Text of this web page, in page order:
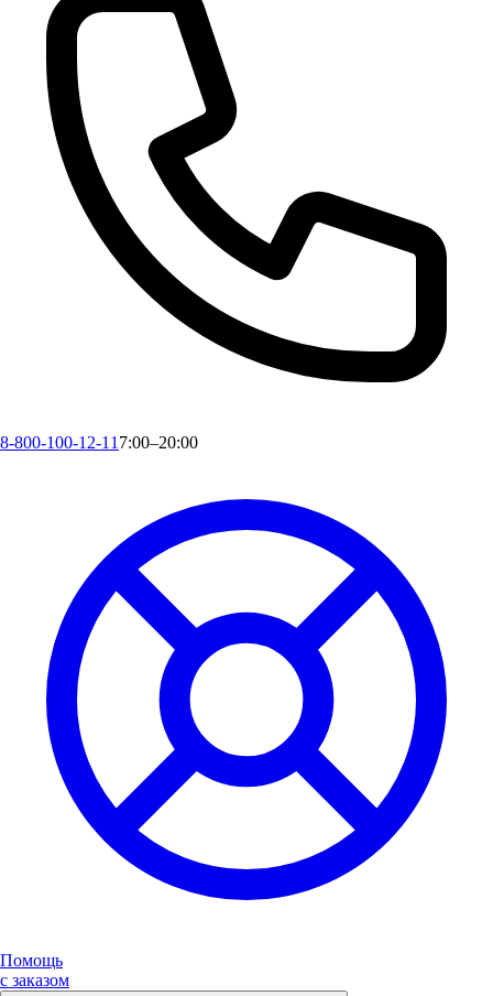
8-800-100-12-11 7:00–20:00
Помощь
с заказом